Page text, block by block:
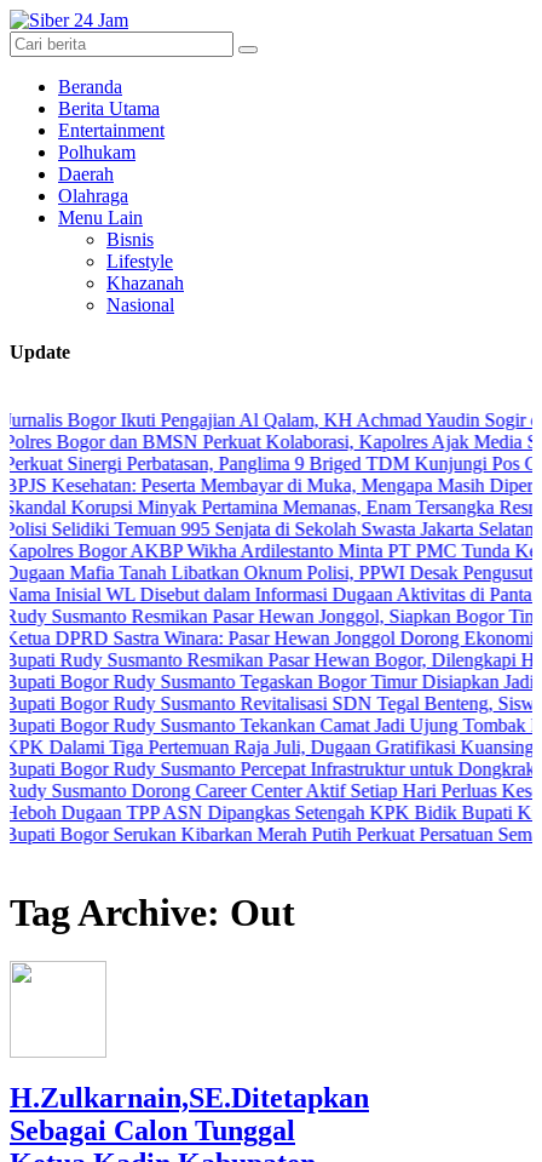
Beranda
Berita Utama
Entertainment
Polhukam
Daerah
Olahraga
Menu Lain
Bisnis
Lifestyle
Khazanah
Nasional
Update
Ikuti Pengajian Al Qalam, KH Achmad Yaudin Sogir dan Gus
dan BMSN Perkuat Kolaborasi, Kapolres Ajak Media Sajikan
Perbatasan, Panglima 9 Briged TDM Kunjungi Pos Gabma
Peserta Membayar di Muka, Mengapa Masih Diperlakukan
Minyak Pertamina Memanas, Enam Tersangka Resmi Diseret
Temuan 995 Senjata di Sekolah Swasta Jakarta Selatan
AKBP Wikha Ardilestanto Minta PT PMC Tunda Kegiatan
Tanah Libatkan Oknum Polisi, PPWI Desak Pengusutan Tuntas
WL Disebut dalam Informasi Dugaan Aktivitas di Pantai Zore,
Resmikan Pasar Hewan Jonggol, Siapkan Bogor Timur Jadi
Sastra Winara: Pasar Hewan Jonggol Dorong Ekonomi Bogor
Susmanto Resmikan Pasar Hewan Bogor, Dilengkapi Hotel
Rudy Susmanto Tegaskan Bogor Timur Disiapkan Jadi Pusat
Rudy Susmanto Revitalisasi SDN Tegal Benteng, Siswa Kini
Rudy Susmanto Tekankan Camat Jadi Ujung Tombak Pelayanan
Tiga Pertemuan Raja Juli, Dugaan Gratifikasi Kuansing Menguat
Rudy Susmanto Percepat Infrastruktur untuk Dongkrak Investasi
Dorong Career Center Aktif Setiap Hari Perluas Kesempatan
TPP ASN Dipangkas Setengah KPK Bidik Bupati Kuansing
Serukan Kibarkan Merah Putih Perkuat Persatuan Semangat
Tag Archive: Out
H.Zulkarnain,SE.Ditetapkan
Sebagai Calon Tunggal